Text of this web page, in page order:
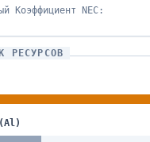
Коэффициент NEC :
РЕСУРСОВ